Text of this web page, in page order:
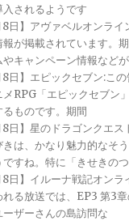
入されるようです
8日】アヴァベルオンラ
報が掲載されています。
やキャンペーン情報などが
8日】エピックセブン:こ
メRPG「エピックセブン
るものです。期間
8日】星のドラゴンクエ
きは、かなり魅力的なそ
ですね。特に「きせきのつ
8日】イルーナ戦記オンラ
れる放送では、EP3 第3
ーザーさんの島訪問な